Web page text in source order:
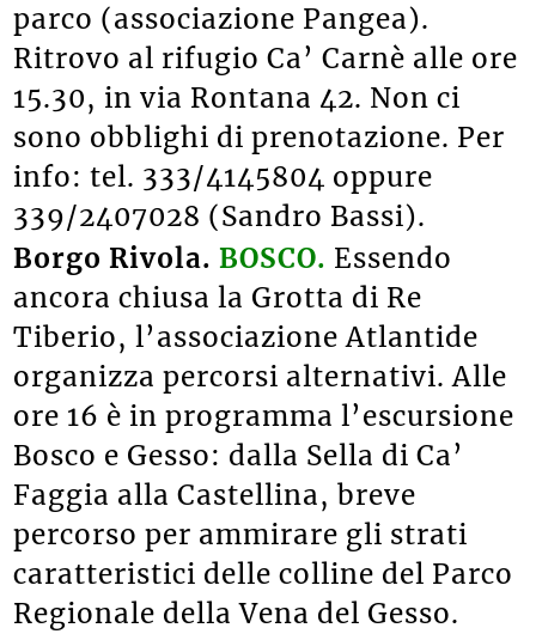
parco (associazione Pangea).
Ritrovo al rifugio Ca’ Carnè alle ore
15.30, in via Rontana 42. Non ci
sono obblighi di prenotazione. Per
info: tel. 333/4145804 oppure
339/2407028 (Sandro Bassi).
Borgo Rivola. BOSCO. Essendo
ancora chiusa la Grotta di Re
Tiberio, l’associazione Atlantide
organizza percorsi alternativi. Alle
ore 16 è in programma l’escursione
Bosco e Gesso: dalla Sella di Ca’
Faggia alla Castellina, breve
percorso per ammirare gli strati
caratteristici delle colline del Parco
Regionale della Vena del Gesso.